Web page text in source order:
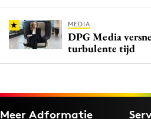
MEDIA
DPG Media
turbulente tijd
Meer Adformatie